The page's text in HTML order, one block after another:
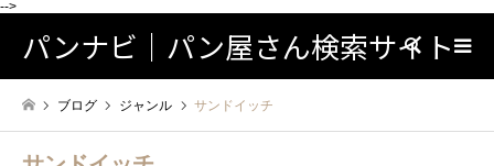
-->
パンナビ｜パン屋さん検索サイト検索
ブログ ジャンル サンドイッチ